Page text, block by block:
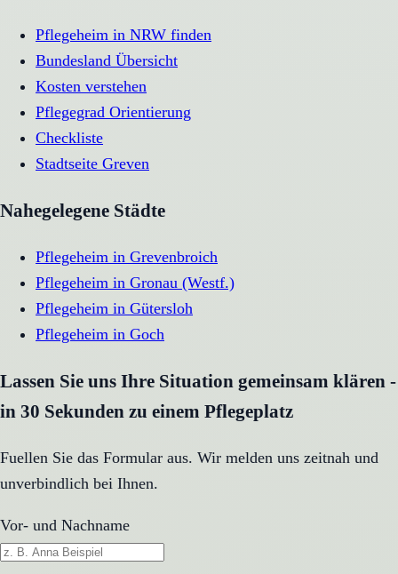
Pflegeheim in NRW finden
Bundesland Übersicht
Kosten verstehen
Pflegegrad Orientierung
Checkliste
Stadtseite Greven
Nahegelegene Städte
Pflegeheim in Grevenbroich
Pflegeheim in Gronau (Westf.)
Pflegeheim in Gütersloh
Pflegeheim in Goch
Lassen Sie uns Ihre Situation gemeinsam klären -
in 30 Sekunden zu einem Pflegeplatz
Fuellen Sie das Formular aus. Wir melden uns zeitnah und
unverbindlich bei Ihnen.
Vor- und Nachname